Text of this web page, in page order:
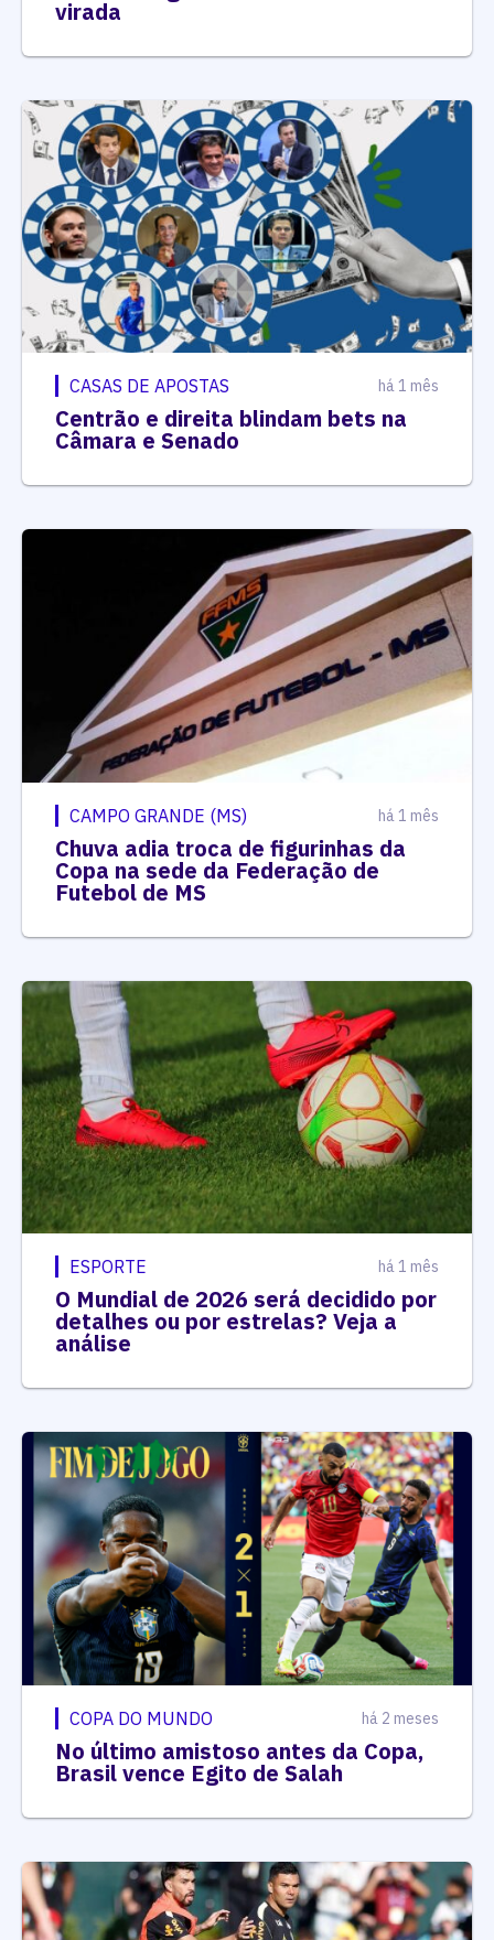
virada
CASAS DE APOSTAS há 1 mês
Centrão e direita blindam bets na
Câmara e Senado
CAMPO GRANDE (MS) há 1 mês
Chuva adia troca de figurinhas da
Copa na sede da Federação de
Futebol de MS
ESPORTE há 1 mês
O Mundial de 2026 será decidido por
detalhes ou por estrelas? Veja a
análise
COPA DO MUNDO há 2 meses
No último amistoso antes da Copa,
Brasil vence Egito de Salah